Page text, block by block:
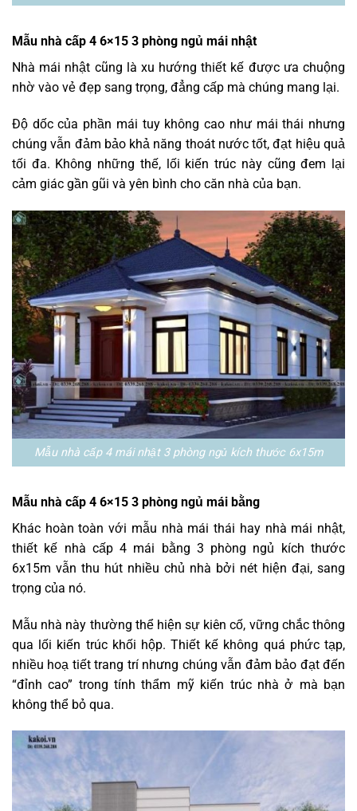
Mẫu nhà cấp 4 6×15 3 phòng ngủ mái nhật
Nhà mái nhật cũng là xu hướng thiết kế được ưa chuộng
nhờ vào vẻ đẹp sang trọng, đẳng cấp mà chúng mang lại.
Độ dốc của phần mái tuy không cao như mái thái nhưng
chúng vẫn đảm bảo khả năng thoát nước tốt, đạt hiệu quả
tối đa. Không những thế, lối kiến trúc này cũng đem lại
cảm giác gần gũi và yên bình cho căn nhà của bạn.
Mẫu nhà cấp 4 mái nhật 3 phòng ngủ kích thước 6x15m
Mẫu nhà cấp 4 6×15 3 phòng ngủ mái bằng
Khác hoàn toàn với mẫu nhà mái thái hay nhà mái nhật,
thiết kế nhà cấp 4 mái bằng 3 phòng ngủ kích thước
6x15m vẫn thu hút nhiều chủ nhà bởi nét hiện đại, sang
trọng của nó.
Mẫu nhà này thường thể hiện sự kiên cố, vững chắc thông
qua lối kiến trúc khối hộp. Thiết kế không quá phức tạp,
nhiều hoạ tiết trang trí nhưng chúng vẫn đảm bảo đạt đến
“đỉnh cao” trong tính thẩm mỹ kiến trúc nhà ở mà bạn
không thể bỏ qua.